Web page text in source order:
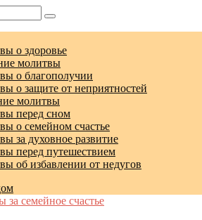
о здоровье
молитвы
о благополучии
о защите от неприятностей
молитвы
перед сном
о семейном счастье
за духовное развитие
перед путешествием
об избавлении от недугов
за семейное счастье